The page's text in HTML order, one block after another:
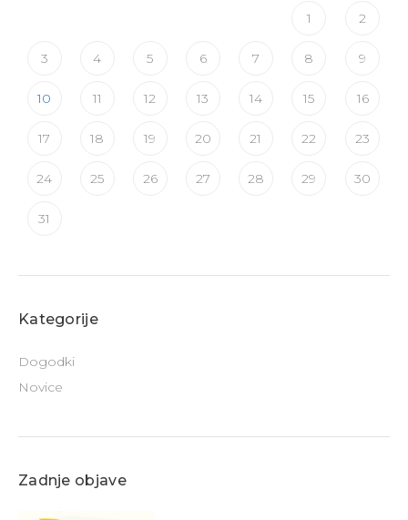
1 2
3 4 5 6 7 8 9
10 11 12 13 14 15 16
17 18 19 20 21 22 23
24 25 26 27 28 29 30
31
Kategorije
Dogodki
Novice
Zadnje objave